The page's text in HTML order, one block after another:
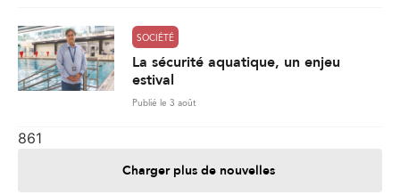
SOCIÉTÉ
La sécurité aquatique, un enjeu
estival
Publié le 3 août
861
Charger plus de nouvelles